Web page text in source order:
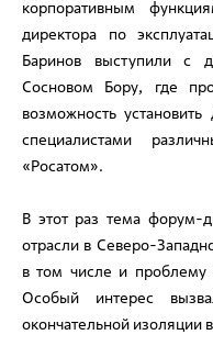
корпоративным
директора по
Баринов выступили с
Сосновом Бору, где
возможность
специалистами
«Росатом».
В этот раз тема форум-
отрасли в Северо-
в том числе и проблему
Особый интерес
окончательной изоляции